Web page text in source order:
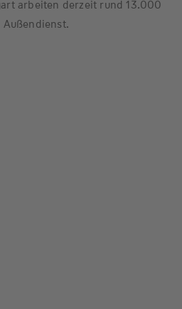
arbeiten derzeit rund 13.000